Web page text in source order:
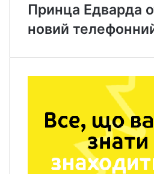
д
в
о
Принца Едварда
новий